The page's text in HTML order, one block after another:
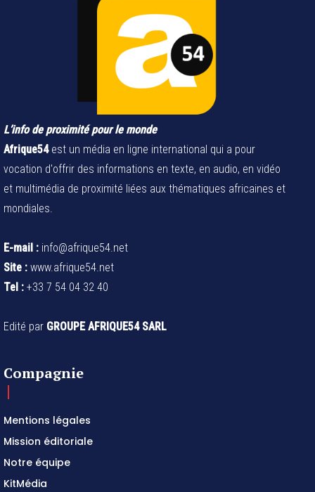
L’info de proximité pour le monde
Afrique54est un média en ligne international qui a pour
vocation d'offrir des informations en texte, en audio, en vidéo
et multimédia de proximité liées aux thématiques africaines et
mondiales.
E-mail : info@afrique54.net
Site : www.afrique54.net
Tel : +33 7 54 04 32 40
Edité par GROUPE AFRIQUE54 SARL
Compagnie
Mentions légales
Mission éditoriale
Notre équipe
KitMédia